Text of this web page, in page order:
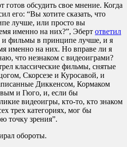
готов обсудить свое мнение. Когда
его: “Вы хотите сказать, что
лучше, или просто вы
именно на них?”, Эберт ответил
и фильмы в принципе лучше, и я
именно на них. Но вправе ли я
что незнаком с видеоиграми?
классические фильмы, снятые
Скорсезе и Куросавой, и
Диккенсом, Кормаком
и Гюго, и, если бы
видеоигры, кто-то, кто знаком
трех категориях, мог бы
точку зрения”.
обороты.